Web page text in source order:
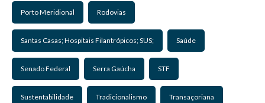
Porto Meridional Rodovias
Santas Casas; Hospitais Filantrópicos; SUS; Saúde
Senado Federal Serra Gaúcha STF
Sustentabilidade Tradicionalismo Transaçoriana